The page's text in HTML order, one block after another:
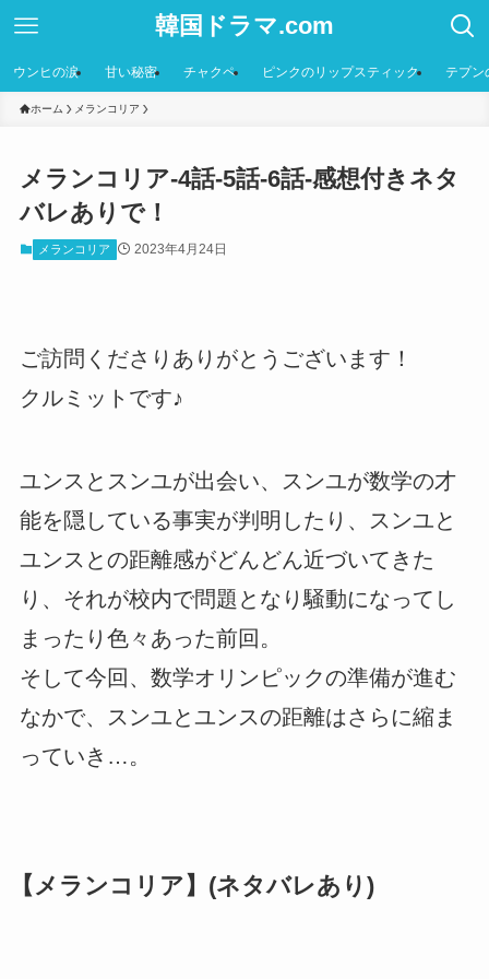
韓国ドラマ.com
ウンヒの涙 甘い秘密 チャクペ ピンクのリップスティック テプン
ホーム メランコリア
メランコリア-4話-5話-6話-感想付きネタ
バレありで！
メランコリア 2023年4月24日
ご訪問くださりありがとうございます！
クルミットです♪
ユンスとスンユが出会い、スンユが数学の才
能を隠している事実が判明したり、スンユと
ユンスとの距離感がどんどん近づいてきた
り、それが校内で問題となり騒動になってし
まったり色々あった前回。
そして今回、数学オリンピックの準備が進む
なかで、スンユとユンスの距離はさらに縮ま
っていき…。
【メランコリア】(ネタバレあり)